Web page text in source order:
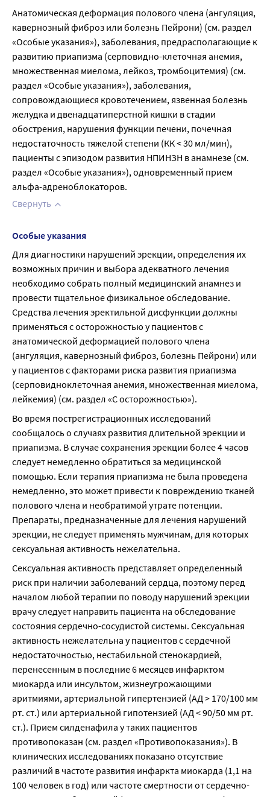
Анатомическая деформация полового члена (ангуляция,
кавернозный фиброз или болезнь Пейрони) (см. раздел
«Особые указания»), заболевания, предрасполагающие к
развитию приапизма (серповидно-клеточная анемия,
множественная миелома, лейкоз, тромбоцитемия) (см.
раздел «Особые указания»), заболевания,
сопровождающиеся кровотечением, язвенная болезнь
желудка и двенадцатиперстной кишки в стадии
обострения, нарушения функции печени, почечная
недостаточность тяжелой степени (КК < 30 мл/мин),
пациенты с эпизодом развития НПИНЗН в анамнезе (см.
раздел «Особые указания»), одновременный прием
альфа-адреноблокаторов.
Свернуть
Особые указания
Для диагностики нарушений эрекции, определения их
возможных причин и выбора адекватного лечения
необходимо собрать полный медицинский анамнез и
провести тщательное физикальное обследование.
Средства лечения эректильной дисфункции должны
применяться с осторожностью у пациентов с
анатомической деформацией полового члена
(ангуляция, кавернозный фиброз, болезнь Пейрони) или
у пациентов с факторами риска развития приапизма
(серповидноклеточная анемия, множественная миелома,
лейкемия) (см. раздел «С осторожностью»).
Во время пострегистрационных исследований
сообщалось о случаях развития длительной эрекции и
приапизма. В случае сохранения эрекции более 4 часов
следует немедленно обратиться за медицинской
помощью. Если терапия приапизма не была проведена
немедленно, это может привести к повреждению тканей
полового члена и необратимой утрате потенции.
Препараты, предназначенные для лечения нарушений
эрекции, не следует применять мужчинам, для которых
сексуальная активность нежелательна.
Сексуальная активность представляет определенный
риск при наличии заболеваний сердца, поэтому перед
началом любой терапии по поводу нарушений эрекции
врачу следует направить пациента на обследование
состояния сердечно-сосудистой системы. Сексуальная
активность нежелательна у пациентов с сердечной
недостаточностью, нестабильной стенокардией,
перенесенным в последние 6 месяцев инфарктом
миокарда или инсультом, жизнеугрожающими
аритмиями, артериальной гипертензией (АД > 170/100 мм
рт. ст.) или артериальной гипотензией (АД < 90/50 мм рт.
ст.). Прием силденафила у таких пациентов
противопоказан (см. раздел «Противопоказания»). В
клинических исследованиях показано отсутствие
различий в частоте развития инфаркта миокарда (1,1 на
100 человек в год) или частоте смертности от сердечно-